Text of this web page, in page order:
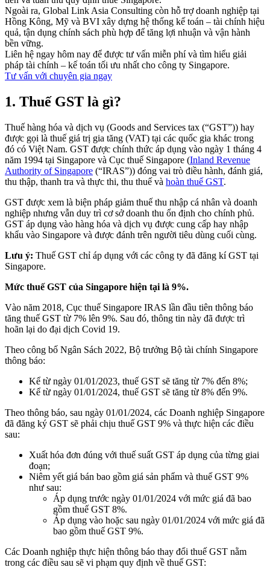
Ngoài ra, Global Link Asia Consulting còn hỗ trợ doanh nghiệp tại
Hồng Kông, Mỹ và BVI xây dựng hệ thống kế toán – tài chính hiệu
quả, tận dụng chính sách phù hợp để tăng lợi nhuận và vận hành
bền vững.
Liên hệ ngay hôm nay để được tư vấn miễn phí và tìm hiểu giải
pháp tài chính – kế toán tối ưu nhất cho công ty Singapore.
Tư vấn với chuyên gia ngay
1. Thuế GST là gì?
Thuế hàng hóa và dịch vụ (Goods and Services tax (“GST”)) hay
được gọi là thuế giá trị gia tăng (VAT) tại các quốc gia khác trong
đó có Việt Nam. GST được chính thức áp dụng vào ngày 1 tháng 4
năm 1994 tại Singapore và Cục thuế Singapore (Inland Revenue
Authority of Singapore (“IRAS”)) đóng vai trò điều hành, đánh giá,
thu thập, thanh tra và thực thi, thu thuế và hoàn thuế GST.
GST được xem là biện pháp giảm thuế thu nhập cá nhân và doanh
nghiệp nhưng vẫn duy trì cơ sở doanh thu ổn định cho chính phủ.
GST áp dụng vào hàng hóa và dịch vụ được cung cấp hay nhập
khẩu vào Singapore và được đánh trên người tiêu dùng cuối cùng.
Lưu ý: Thuế GST chỉ áp dụng với các công ty đã đăng kí GST tại
Singapore.
Mức thuế GST của Singapore hiện tại là 9%.
Vào năm 2018, Cục thuế Singapore IRAS lần đầu tiên thông báo
tăng thuế GST từ 7% lên 9%. Sau đó, thông tin này đã được trì
hoãn lại do đại dịch Covid 19.
Theo công bố Ngân Sách 2022, Bộ trưởng Bộ tài chính Singapore
thông báo:
Kể từ ngày 01/01/2023, thuế GST sẽ tăng từ 7% đến 8%;
Kể từ ngày 01/01/2024, thuế GST sẽ tăng từ 8% đến 9%.
Theo thông báo, sau ngày 01/01/2024, các Doanh nghiệp Singapore
đã đăng ký GST sẽ phải chịu thuế GST 9% và thực hiện các điều
sau:
Xuất hóa đơn đúng với thuế suất GST áp dụng của từng giai
đoạn;
Niêm yết giá bán bao gồm giá sản phẩm và thuế GST 9%
như sau:
Áp dụng trước ngày 01/01/2024 với mức giá đã bao
gồm thuế GST 8%.
Áp dụng vào hoặc sau ngày 01/01/2024 với mức giá đã
bao gồm thuế GST 9%.
Các Doanh nghiệp thực hiện thông báo thay đổi thuế GST nằm
trong các điều sau sẽ vi phạm quy định về thuế GST: